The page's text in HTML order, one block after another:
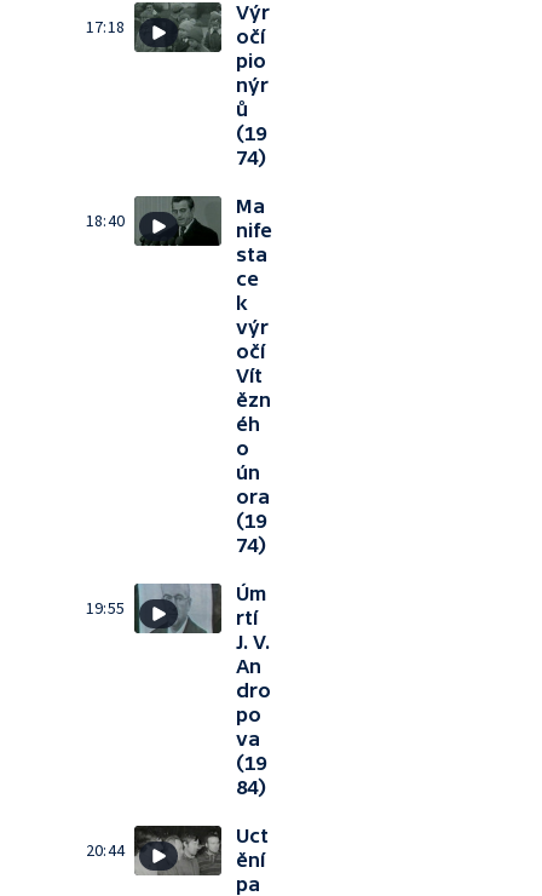
17:18
Výr
očí
pio
nýr
ů
(19
74)
18:40
Ma
nife
sta
ce
k
výr
očí
Vít
ězn
éh
o
ún
ora
(19
74)
19:55
Úm
rtí
J. V.
An
dro
po
va
(19
84)
20:44
Uct
ění
pa